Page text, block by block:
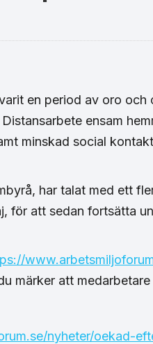
en period av oro
ensam
minskad social
har talat med ett
för att sedan fortsätta
märker att
nyheter/oekad-